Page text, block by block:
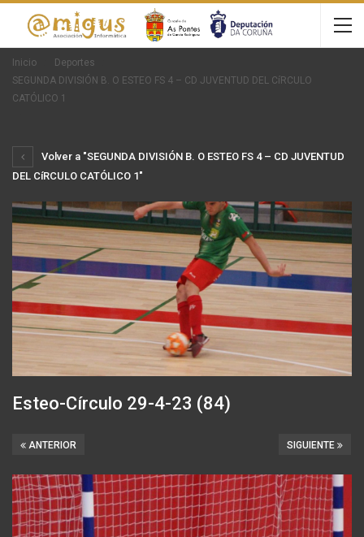
Inicio
Deportes
SEGUNDA DIVISIÓN B. O ESTEO FS 4 – CD JUVENTUD DEL CíRCULO
CATÓLICO 1
Volver a "SEGUNDA DIVISIÓN B. O ESTEO FS 4 – CD JUVENTUD
DEL CíRCULO CATÓLICO 1"
Esteo-Círculo 29-4-23 (84)
SIGUIENTE
ANTERIOR